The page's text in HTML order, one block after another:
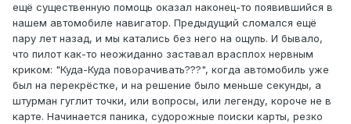
ещё существенную помощь оказал наконец-то появившийся в
нашем автомобиле навигатор. Предыдущий сломался ещё
пару лет назад, и мы катались без него на ощупь. И бывало,
что пилот как-то неожиданно заставал врасплох нервным
криком: "Куда-Куда поворачивать???", когда автомобиль уже
был на перекрёстке, и на решение было меньше секунды, а
штурман гуглит точки, или вопросы, или легенду, короче не в
карте. Начинается паника, судорожные поиски карты, резко